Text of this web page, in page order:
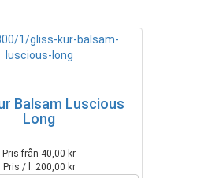
Balsam Luscious
Long
Pris från 40,00 kr
Pris / l: 200,00 kr